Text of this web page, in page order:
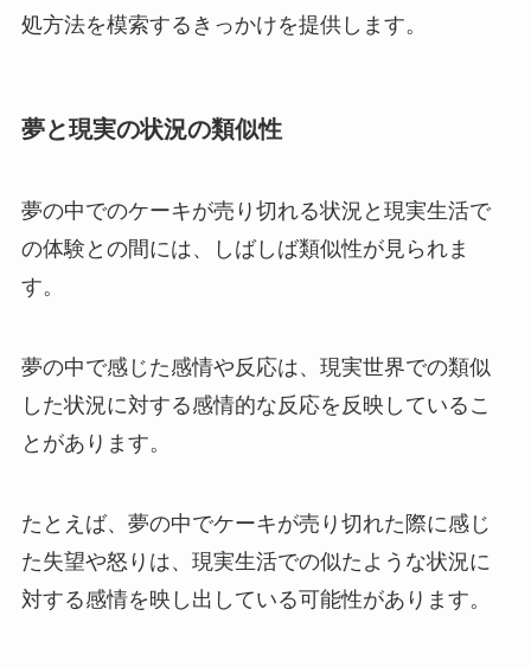
処方法を模索するきっかけを提供します。
夢と現実の状況の類似性
夢の中でのケーキが売り切れる状況と現実生活で
の体験との間には、しばしば類似性が見られま
す。
夢の中で感じた感情や反応は、現実世界での類似
した状況に対する感情的な反応を反映しているこ
とがあります。
たとえば、夢の中でケーキが売り切れた際に感じ
た失望や怒りは、現実生活での似たような状況に
対する感情を映し出している可能性があります。